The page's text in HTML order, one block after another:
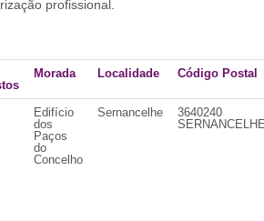
profissional.
Morada Localidade Código Postal
Edifício
dos
Paços
do
Concelho
Sernancelhe
3640240